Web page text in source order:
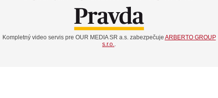
Kompletný video servis pre OUR MEDIA SR a.s. zabezpečuje ARBERTO GROUP
s.r.o..